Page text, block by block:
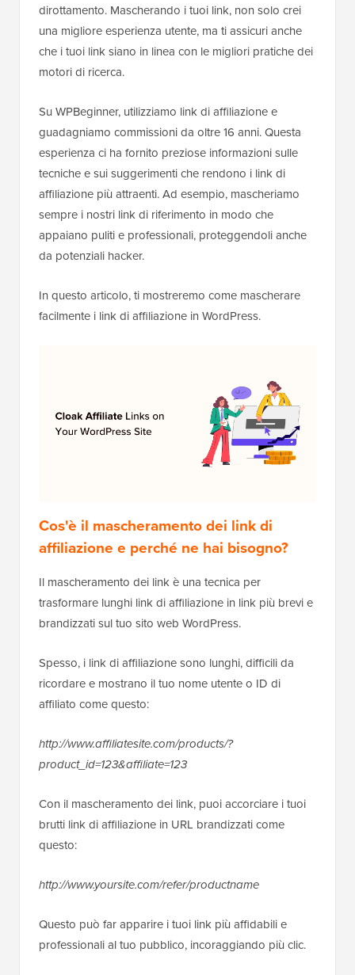
dirottamento. Mascherando i tuoi link, non solo crei
una migliore esperienza utente, ma ti assicuri anche
che i tuoi link siano in linea con le migliori pratiche dei
motori di ricerca.
Su WPBeginner, utilizziamo link di affiliazione e
guadagniamo commissioni da oltre 16 anni. Questa
esperienza ci ha fornito preziose informazioni sulle
tecniche e sui suggerimenti che rendono i link di
affiliazione più attraenti. Ad esempio, mascheriamo
sempre i nostri link di riferimento in modo che
appaiano puliti e professionali, proteggendoli anche
da potenziali hacker.
In questo articolo, ti mostreremo come mascherare
facilmente i link di affiliazione in WordPress.
Cos'è il mascheramento dei link di
affiliazione e perché ne hai bisogno?
Il mascheramento dei link è una tecnica per
trasformare lunghi link di affiliazione in link più brevi e
brandizzati sul tuo sito web WordPress.
Spesso, i link di affiliazione sono lunghi, difficili da
ricordare e mostrano il tuo nome utente o ID di
affiliato come questo:
http://www.affiliatesite.com/products/?
product_id=123&affiliate=123
Con il mascheramento dei link, puoi accorciare i tuoi
brutti link di affiliazione in URL brandizzati come
questo:
http://www.yoursite.com/refer/productname
Questo può far apparire i tuoi link più affidabili e
professionali al tuo pubblico, incoraggiando più clic.